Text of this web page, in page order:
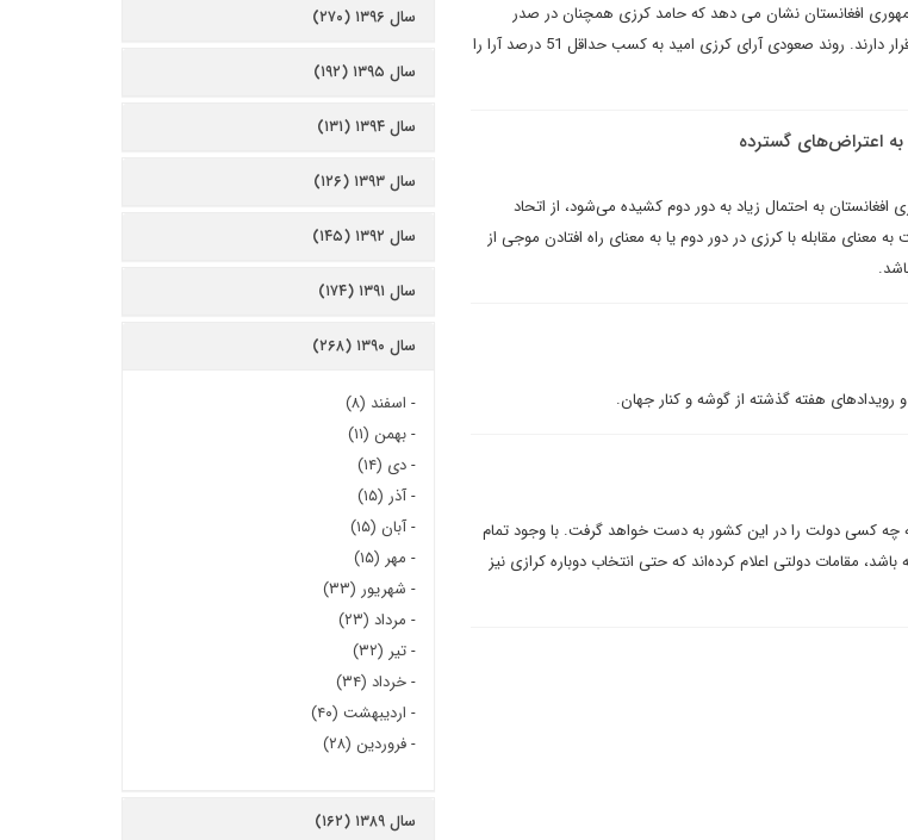
ریاست جمهوری افغانستان نشان می دهد که حامد کرزی همچنان در صدر
پیشتازی می کند و عبدالله و بشردوست در رده های بعدی قرار دارند. روند صعودی آرای کرزی امید به کسب حداقل 51 درصد آرا را
اعتراض‌های گسترده
به احتمال زیاد به دور دوم کشیده می‌شود، از اتحاد
معناى مقابله با کرزى در دور دوم يا به معناى راه افتادن موجى از
رویدادهای هفته گذشته از گوشه و کنار جهان.
چه کسی دولت را در این کشور به دست خواهد گرفت. با وجود تمام
مقامات دولتی اعلام کرده‌اند که حتی انتخاب دوباره کرازی نیز
سال ۱۳۹۶ (۲۷۰)
سال ۱۳۹۵ (۱۹۲)
سال ۱۳۹۴ (۱۳۱)
سال ۱۳۹۳ (۱۲۶)
سال ۱۳۹۲ (۱۴۵)
سال ۱۳۹۱ (۱۷۴)
سال ۱۳۹۰ (۲۶۸)
- اسفند (۸)
-بهمن (۱۱)
-دی (۱۴)
-آذر (۱۵)
-آبان (۱۵)
- مهر (۱۵)
- شهریور (۳۳)
- مرداد (۲۳)
-تیر (۳۲)
-خرداد (۳۴)
- اردیبهشت (۴۰)
-فروردین (۲۸)
سال ۱۳۸۹ (۱۶۲)